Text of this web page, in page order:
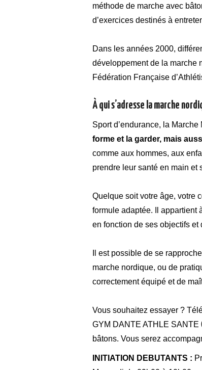
méthode de marche avec
d’exercices destinés à
Dans les années 2000,
développement de la marche
Fédération Française
À qui s’adresse la marche
Sport d’endurance, la Marche
forme et la garder, mais
comme aux hommes, aux
prendre leur santé en main et
Quelque soit votre âge, votre
formule adaptée. Il appartient
en fonction de ses objectifs
Il est possible de se
marche nordique, ou de
correctement équipé et de
Vous souhaitez essayer ?
GYM DANTE ATHLE SANTE
bâtons. Vous serez
INITIATION DEBUTANTS :